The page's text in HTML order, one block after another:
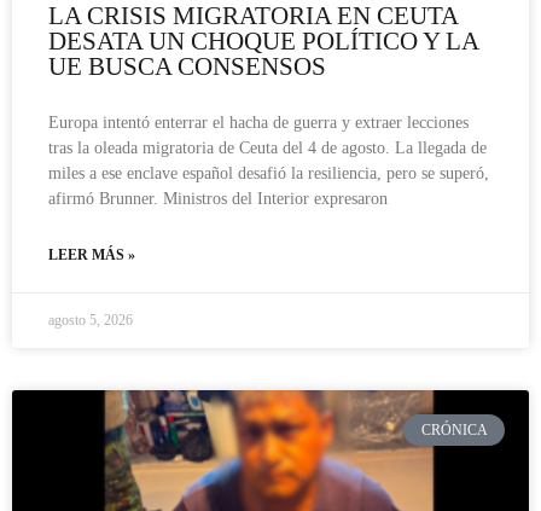
LA CRISIS MIGRATORIA EN CEUTA
DESATA UN CHOQUE POLÍTICO Y LA
UE BUSCA CONSENSOS
Europa intentó enterrar el hacha de guerra y extraer lecciones
tras la oleada migratoria de Ceuta del 4 de agosto. La llegada de
miles a ese enclave español desafió la resiliencia, pero se superó,
afirmó Brunner. Ministros del Interior expresaron
LEER MÁS »
agosto 5, 2026
CRÓNICA